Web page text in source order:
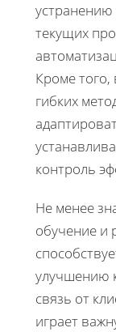
устранению
текущих
Кроме
гибких
контроль
Не менее
обучение и
улучшению
связь от
играет